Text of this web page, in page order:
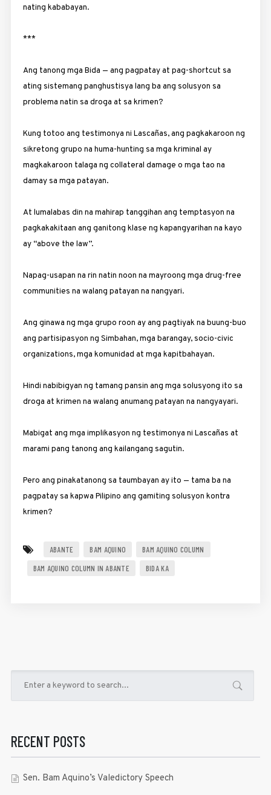
nating kababayan.
***
Ang tanong mga Bida — ang pagpatay at pag-shortcut sa
ating sistemang panghustisya lang ba ang solusyon sa
problema natin sa droga at sa krimen?
Kung totoo ang testimonya ni Lascañas, ang pagkakaroon ng
sikretong grupo na huma-hunting sa mga kriminal ay
magkakaroon talaga ng collateral damage o mga tao na
damay sa mga patayan.
At lumalabas din na mahirap tanggihan ang temptasyon na
pagkakakitaan ang ganitong klase ng kapangyarihan na kayo
ay “above the law”.
Napag-usapan na rin natin noon na mayroong mga drug-free
communities na walang patayan na nangyari.
Ang ginawa ng mga grupo roon ay ang pagtiyak na buung-buo
ang partisipasyon ng Simbahan, mga barangay, socio-civic
organizations, mga komunidad at mga kapitbahayan.
Hindi nabibigyan ng tamang pansin ang mga solusyong ito sa
droga at krimen na walang anumang patayan na nangyayari.
Mabigat ang mga implikasyon ng testimonya ni Lascañas at
marami pang tanong ang kailangang sagutin.
Pero ang pinakatanong sa taumbayan ay ito — tama ba na
pagpatay sa kapwa Pilipino ang gamiting solusyon kontra
krimen?
ABANTE BAM AQUINO
BAM AQUINO COLUMN
BAM AQUINO COLUMN IN ABANTE
BIDA KA
RECENT POSTS
Sen. Bam Aquino’s Valedictory Speech